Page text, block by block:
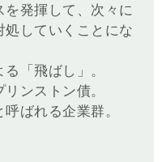
発揮して、次々に
していくことにな
「飛ばし」。
ンストン債。
ばれる企業群。